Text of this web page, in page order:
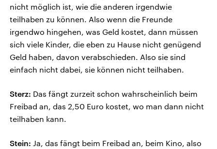
nicht möglich ist, wie die anderen irgendwie
teilhaben zu können. Also wenn die Freunde
irgendwo hingehen, was Geld kostet, dann müssen
sich viele Kinder, die eben zu Hause nicht genügend
Geld haben, davon verabschieden. Also sie sind
einfach nicht dabei, sie können nicht teilhaben.
Sterz: Das fängt zurzeit schon wahrscheinlich beim
Freibad an, das 2,50 Euro kostet, wo man dann nicht
teilhaben kann.
Stein: Ja, das fängt beim Freibad an, beim Kino, also